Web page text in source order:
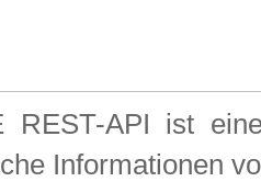
REST-API ist
Informationen